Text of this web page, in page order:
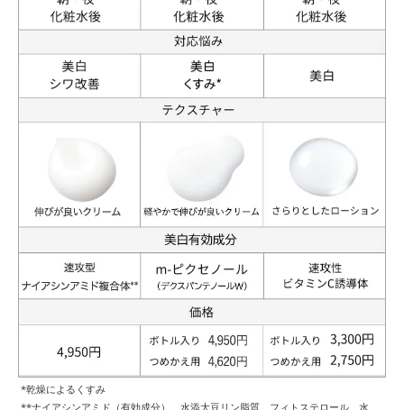
*乾燥によるくすみ
**ナイアシンアミド（有効成分）、水添大豆リン脂質、フィトステロール、水